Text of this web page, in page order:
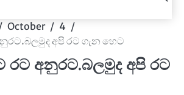
October
4
අපි රට ගැන හෙට
රට අනුරට.බලමුද අපි රට